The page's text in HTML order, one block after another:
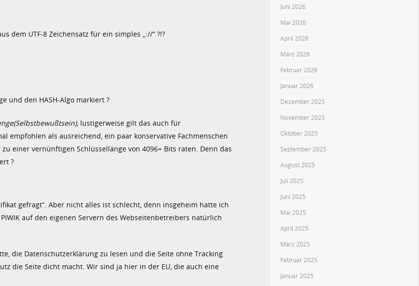
dem UTF-8 Zeichensatz für ein simples „://“ ?!?
und den HASH-Algo markiert ?
lustigerweise gilt das auch für
empfohlen als ausreichend, ein paar konservative Fachmenschen
einer vernünftigen Schlüssellänge von 4096+ Bits raten. Denn das
?
gefragt“. Aber nicht alles ist schlecht, denn insgeheim hatte ich
auf den eigenen Servern des Webseitenbetreibers natürlich
die Datenschutzerklärung zu lesen und die Seite ohne Tracking
die Seite dicht macht. Wir sind ja hier in der EU, die auch eine
Juni 2026
Mai 2026
April 2026
März 2026
Februar 2026
Januar 2026
Dezember 2025
November 2025
Oktober 2025
September 2025
August 2025
Juli 2025
Juni 2025
Mai 2025
April 2025
März 2025
Februar 2025
Januar 2025